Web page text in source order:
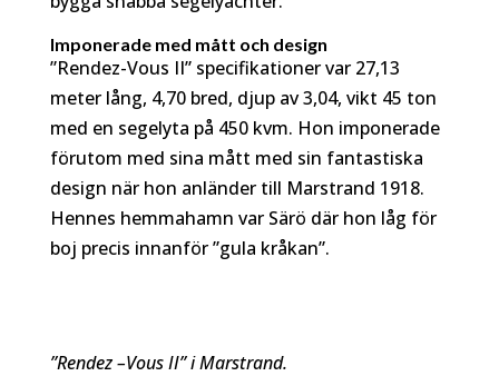
Imponerade med mått och design
”Rendez-Vous II” specifikationer var 27,13
meter lång, 4,70 bred, djup av 3,04, vikt 45 ton
med en segelyta på 450 kvm. Hon imponerade
förutom med sina mått med sin fantastiska
design när hon anländer till Marstrand 1918.
Hennes hemmahamn var Särö där hon låg för
boj precis innanför ”gula kråkan”.
”Rendez –Vous II” i Marstrand.